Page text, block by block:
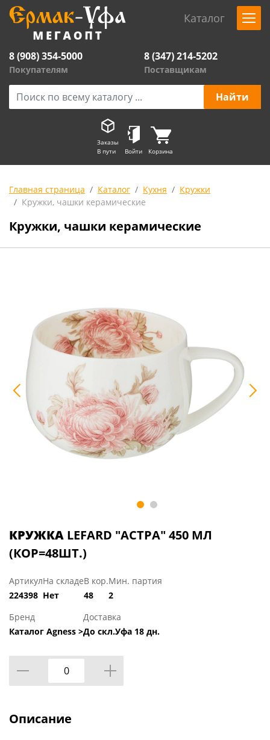
Каталог
8 (908) 354-5000
Покупателям
8 (347) 214-5202
Поставщикам
Заказы
В пути
Войти Корзина
Главная страница Каталог Кухня
Кружки
Кружки, чашки керамические
Кружки, чашки керамические
КРУЖКА LEFARD "АСТРА" 450 МЛ
(КОР=48ШТ.)
Артикул
224398
На складе
Нет
В кор.
48
Мин. партия
2
Бренд
Каталог Agness >
Доставка
До скл.Уфа 18 дн.
Описание